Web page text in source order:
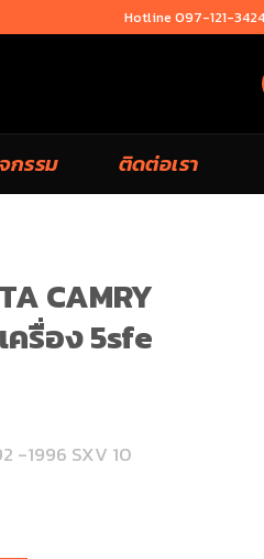
Hotline 097-121-3424
กรรม ติดต่อเรา
CAMRY
ครื่อง 5sfe
-1996 SXV 10